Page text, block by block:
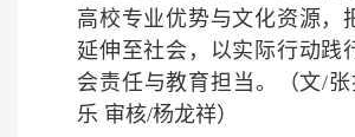
高校专业优势与文化资源，
延伸至社会，以实际行动践
会责任与教育担当。
（文/
乐 审核/杨龙祥）